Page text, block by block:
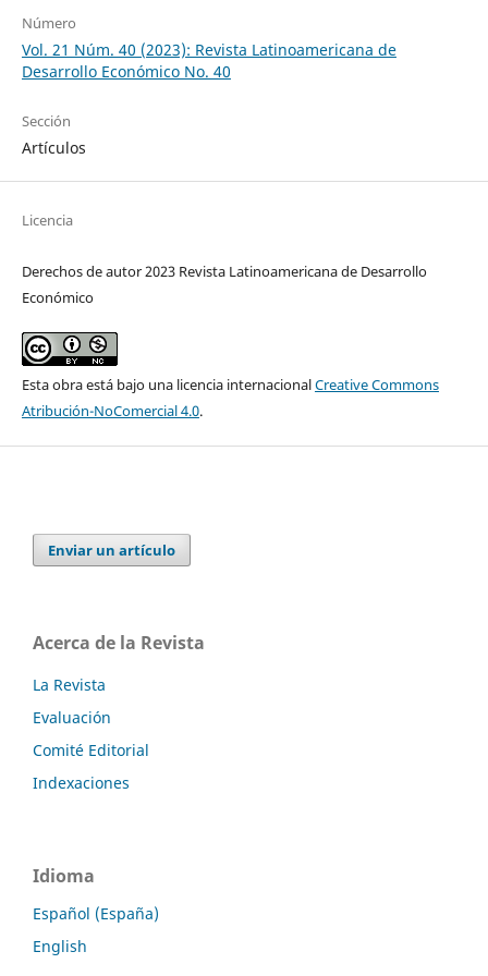
Número
Vol. 21 Núm. 40 (2023): Revista Latinoamericana de
Desarrollo Económico No. 40
Sección
Artículos
Licencia
Derechos de autor 2023 Revista Latinoamericana de Desarrollo
Económico
Esta obra está bajo una licencia internacionalCreative Commons
Atribución-NoComercial 4.0.
Enviar un artículo
Acerca de la Revista
La Revista
Evaluación
Comité Editorial
Indexaciones
Idioma
Español (España)
English